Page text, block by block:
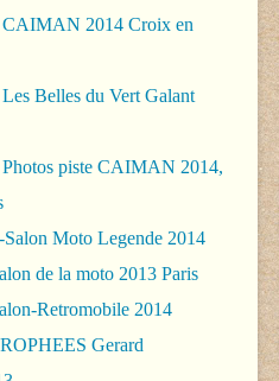
2014 Croix en
Belles du Vert Galant
piste CAIMAN 2014,
Moto Legende 2014
de la moto 2013 Paris
Retromobile 2014
Gerard